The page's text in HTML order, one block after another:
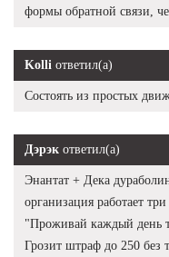
формы обратной связи,
Kolli ответил(а)
Состоять из простых
Дэрэк ответил(а)
Энантат + Дека
организация работает
"Проживай каждый день
Грозит штраф до 250 без